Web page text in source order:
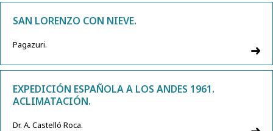
SAN LORENZO CON NIEVE.
Pagazuri.
EXPEDICIÓN ESPAÑOLA A LOS ANDES 1961.
ACLIMATACIÓN.
Dr. A. Castelló Roca.